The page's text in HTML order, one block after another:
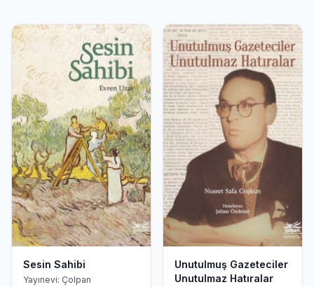
Sesin Sahibi
Yayınevi: Çolpan
Unutulmuş Gazeteciler
Unutulmaz Hatıralar